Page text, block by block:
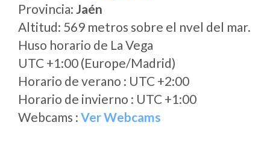
Provincia: Jaén
Altitud: 569 metros sobre el nvel del mar.
Huso horario de La Vega
UTC +1:00 (Europe/Madrid)
Horario de verano : UTC +2:00
Horario de invierno : UTC +1:00
Webcams : Ver Webcams